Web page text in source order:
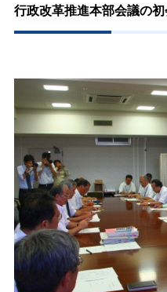
行政改革推進本部会議の